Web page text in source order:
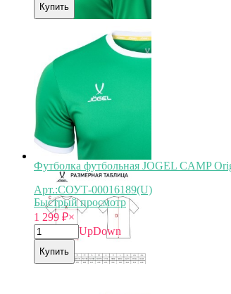
Купить
Футболка футбольная JOGEL CAMP
Арт.:СОУТ-00016189(U)
Быстрый просмотр
1 299 ₽×
UpDown
Купить